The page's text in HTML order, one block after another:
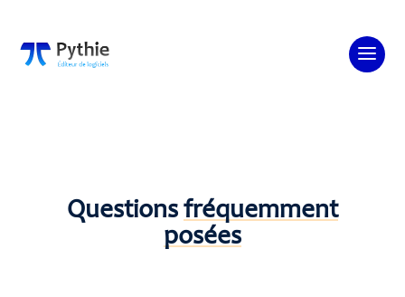
Questions fréquemment
posées